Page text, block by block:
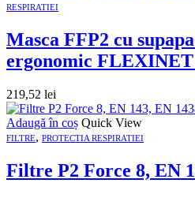
RESPIRATIEI
Masca FFP2 cu
ergonomic FLEXINET
219,52 lei
Adaugă în coș Quick View
FILTRE, PROTECTIA RESPIRATIEI
Filtre P2 Force 8, EN